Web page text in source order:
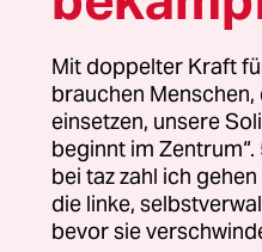
die Dvh Medien
Form der
nicht aus.
Mit doppelter Kraft
brauchen
einsetzen, unsere
beginnt im
bei taz zahl ich
die linke,
bevor sie